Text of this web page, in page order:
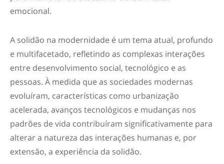
emocional.
A solidão na modernidade é um tema atual, profundo
e multifacetado, refletindo as complexas interações
entre desenvolvimento social, tecnológico e as
pessoas. À medida que as sociedades modernas
evoluíram, características como urbanização
acelerada, avanços tecnológicos e mudanças nos
padrões de vida contribuíram significativamente para
alterar a natureza das interações humanas e, por
extensão, a experiência da solidão.